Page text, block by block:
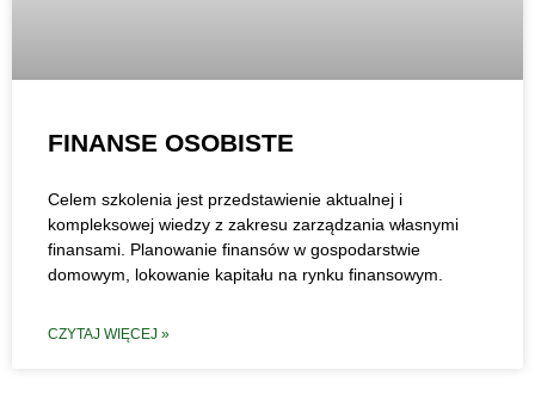
FINANSE OSOBISTE
Celem szkolenia jest przedstawienie aktualnej i
kompleksowej wiedzy z zakresu zarządzania własnymi
finansami. Planowanie finansów w gospodarstwie
domowym, lokowanie kapitału na rynku finansowym.
CZYTAJ WIĘCEJ »